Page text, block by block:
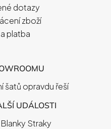
dotazy
zboží
platba
šatů opravdu řeší
UDÁLOSTI
Straky